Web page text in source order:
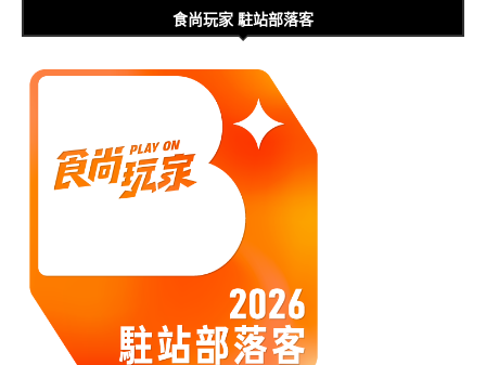
食尚玩家 駐站部落客